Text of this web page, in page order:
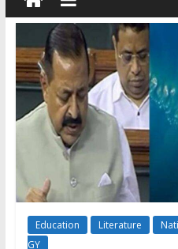
Education Literature
GY